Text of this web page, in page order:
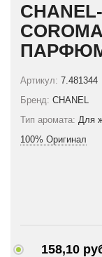
Артикул: 7.481344
Бренд: CHANEL
Тип аромата: Для
100% Оригинал
158,10